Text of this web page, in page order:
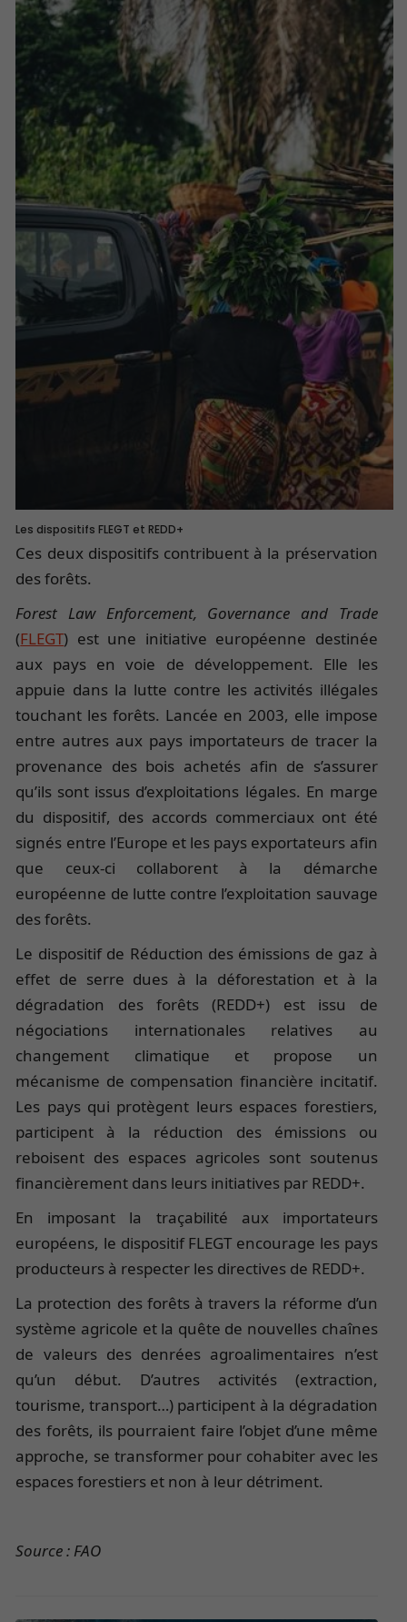
Les dispositifs FLEGT et REDD+
Ces deux dispositifs contribuent à la préservation
des forêts.
Forest Law Enforcement, Governance and Trade
(FLEGT) est une initiative européenne destinée
aux pays en voie de développement. Elle les
appuie dans la lutte contre les activités illégales
touchant les forêts. Lancée en 2003, elle impose
entre autres aux pays importateurs de tracer la
provenance des bois achetés afin de s’assurer
qu’ils sont issus d’exploitations légales. En marge
du dispositif, des accords commerciaux ont été
signés entre l’Europe et les pays exportateurs afin
que ceux-ci collaborent à la démarche
européenne de lutte contre l’exploitation sauvage
des forêts.
Le dispositif de Réduction des émissions de gaz à
effet de serre dues à la déforestation et à la
dégradation des forêts (REDD+) est issu de
négociations internationales relatives au
changement climatique et propose un
mécanisme de compensation financière incitatif.
Les pays qui protègent leurs espaces forestiers,
participent à la réduction des émissions ou
reboisent des espaces agricoles sont soutenus
financièrement dans leurs initiatives par REDD+.
En imposant la traçabilité aux importateurs
européens, le dispositif FLEGT encourage les pays
producteurs à respecter les directives de REDD+.
La protection des forêts à travers la réforme d’un
système agricole et la quête de nouvelles chaînes
de valeurs des denrées agroalimentaires n’est
qu’un début. D’autres activités (extraction,
tourisme, transport…) participent à la dégradation
des forêts, ils pourraient faire l’objet d’une même
approche, se transformer pour cohabiter avec les
espaces forestiers et non à leur détriment.
Source : FAO